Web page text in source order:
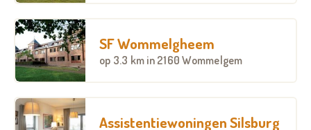
houten schrijnwerk geven het een warme
uitstraling. Op het gelijkvloers bevinden zich een
gemeenschappelijke keuken met leefruimte en een
dagverzorgingscentrum. Op de eerste verdieping
zijn er twee flats. Deze flats hebben elk een terras
dat uitkijkt op de binnentuin.
SF Wommelgheem
op 3.3 km in 2160 Wommelgem
Assistentiewoningen Silsburg